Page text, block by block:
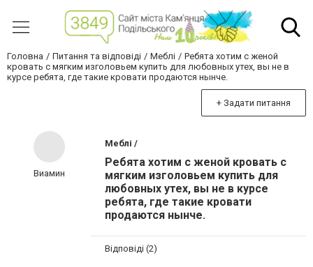
Головна Питання та відповіді Меблі
Ребята хотим с женой
кровать с мягким изголовьем купить для любовных утех, вы не в
курсе ребята, где такие кровати продаются нынче.
+ Задати питання
Виамин
Меблі /
Ребята хотим с женой кровать с
мягким изголовьем купить для
любовных утех, вы не в курсе
ребята, где такие кровати
продаются нынче.
Відповіді (2)